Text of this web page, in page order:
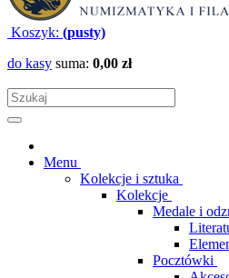
Koszyk: (pusty)
do kasy suma: 0,00 zł
Menu
Kolekcje i sztuka
Kolekcje
Medale i
Pocztówki